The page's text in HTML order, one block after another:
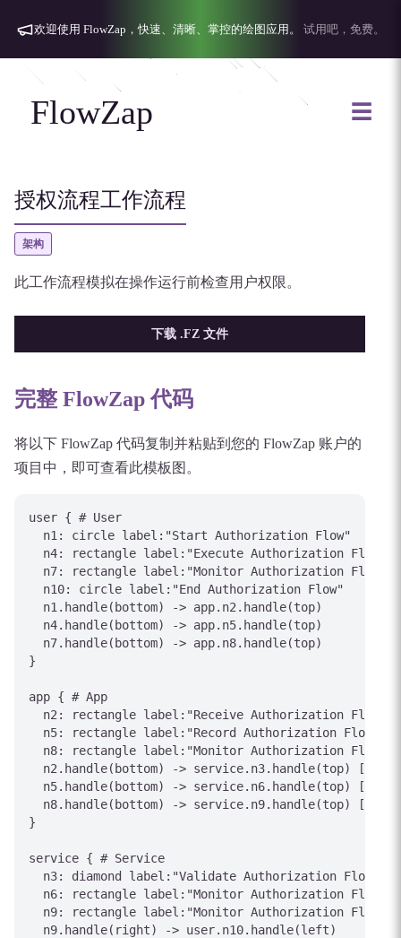
欢迎使用 FlowZap，快速、清晰、掌控的绘图应用。 试用吧，免费。
FlowZap ☰
授权流程工作流程
架构
此工作流程模拟在操作运行前检查用户权限。
下载 .FZ 文件
完整 FlowZap 代码
将以下 FlowZap 代码复制并粘贴到您的 FlowZap 账户的
项目中，即可查看此模板图。
user { # User
  n1: circle label:"Start Authorization Flow"
n4: rectangle label:"Execute Authorization Flow
n7: rectangle label:"Monitor Authorization Flow
  n10: circle label:"End Authorization Flow"
  n1.handle(bottom) -> app.n2.handle(top)
  n4.handle(bottom) -> app.n5.handle(top)
  n7.handle(bottom) -> app.n8.handle(top)
}
app { # App
n2: rectangle label:"Receive Authorization Flow
n5: rectangle label:"Record Authorization Flow
n8: rectangle label:"Monitor Authorization Flow
n2.handle(bottom) -> service.n3.handle(top)
n5.handle(bottom) -> service.n6.handle(top)
n8.handle(bottom) -> service.n9.handle(top)
}
service { # Service
n3: diamond label:"Validate Authorization Flow
n6: rectangle label:"Monitor Authorization Flow
n9: rectangle label:"Monitor Authorization Flow
  n9.handle(right) -> user.n10.handle(left)